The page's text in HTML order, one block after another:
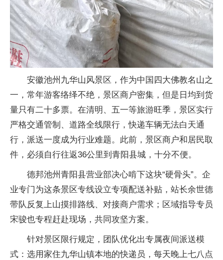
安徽池州九华山风景区，作为中国四大佛教名山之
一，常年游客络绎不绝，景区商户密集，但是日均到货
量只有二十多票。在清明、五一等旅游旺季，景区实行
严格交通管制、道路全线限行，快递车辆无法白天通
行，派送一度成为行业难题。此前，景区商户和居民取
件，必须自行往返36公里到青阳县城，十分不便。
德邦池州青阳县营业部决心啃下这块“硬骨头”。企
业专门为这条景区专线设立专项配送补贴，站长余世德
带队反复上山摸排路线、对接商户需求；区域指导专员
宋骏也专程赶赴现场，共同攻坚方案。
针对景区限行规定，团队优化出专属夜间派送模
式：选用家住九华山镇本地的快递员，每天晚上七八点